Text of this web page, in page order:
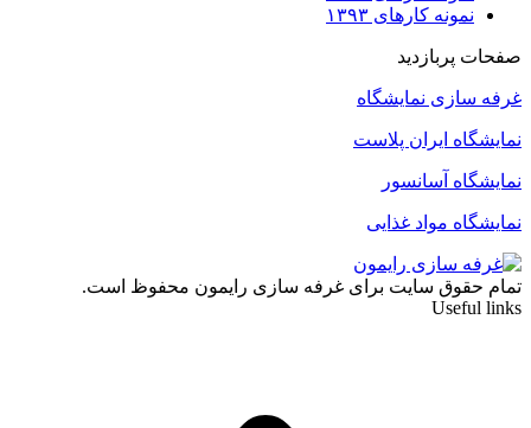
نمونه کارهای ۱۳۹۳
صفحات پربازدید
غرفه سازی نمایشگاه
نمایشگاه ایران پلاست
نمایشگاه آسانسور
نمایشگاه مواد غذایی
تمام حقوق سایت برای غرفه سازی رایمون محفوظ است.
Useful links